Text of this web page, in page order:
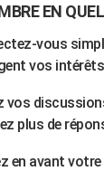
EN
vous
vos intérêts
vos
plus de
en avant